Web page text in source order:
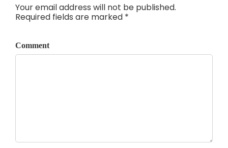
Your email address will not be published.
Required fields are marked *
Comment